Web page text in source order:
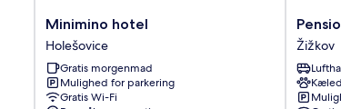
Minimino
hotel
Holešovice
Minimino hotel
Holešovice
Gratis morgenmad
Mulighed for parkering
Gratis Wi-Fi
Pension
Prague
City
Žižkov
Žižkov